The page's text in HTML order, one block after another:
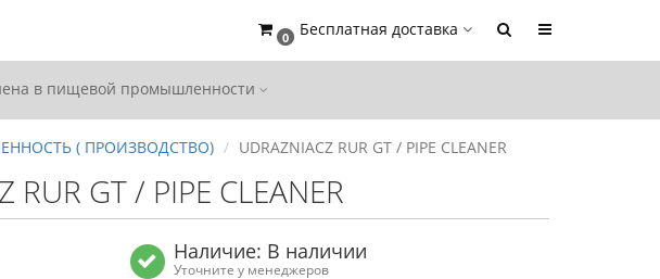
0 Бесплатная доставка
в пищевой промышленности
( ПРОИЗВОДСТВО) UDRAZNIACZ RUR GT / PIPE CLEANER
RUR GT / PIPE CLEANER
Наличие: В наличии
Уточните у менеджеров